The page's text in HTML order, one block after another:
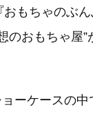
もちゃのぶ
のおもちゃ屋
ーケースの